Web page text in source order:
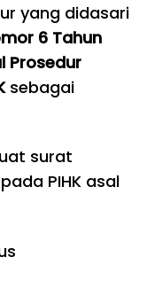
yang didasari
6 Tahun
Prosedur
sebagai
surat
PIHK asal